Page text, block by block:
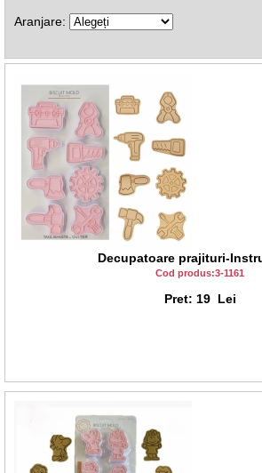
Aranjare:
Decupatoare prajituri-
Cod produs:3-1161
Pret: 19 Lei